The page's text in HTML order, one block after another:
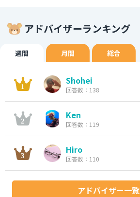
アドバイザーランキング
週間 月間 総合
Shohei
回答数：138
Ken
回答数：119
Hiro
回答数：110
アドバイザー一覧